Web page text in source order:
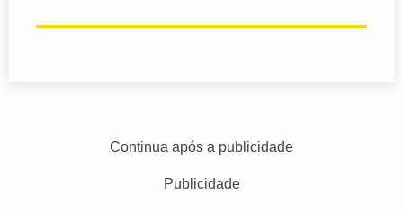
Continua após a publicidade
Publicidade